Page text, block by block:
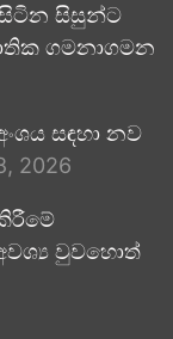
සිසුන්ට
ගමනාගමන
සඳහා නව
2026
වුවහොත්